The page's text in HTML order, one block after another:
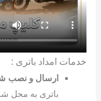
خدمات امداد باتری :
ارسال و نصب
باتری به محل